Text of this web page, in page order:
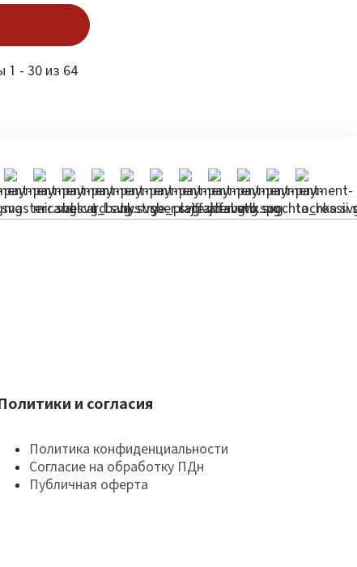
1 - 30 из 64
и согласия
Политика конфиденциальности
Согласие на обработку ПДн
Публичная оферта